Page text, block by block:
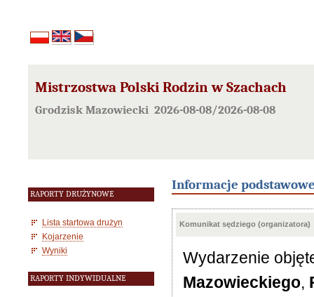
Mistrzostwa Polski Rodzin w Szachach
Grodzisk Mazowiecki 2026-08-08/2026-08-08
RAPORTY DRUŻYNOWE
Lista startowa drużyn
Kojarzenie
Wyniki
RAPORTY INDYWIDUALNE
Informacje
Komunikat sędziego (organizatora)
Wydarzenie
Mazowieckiego,